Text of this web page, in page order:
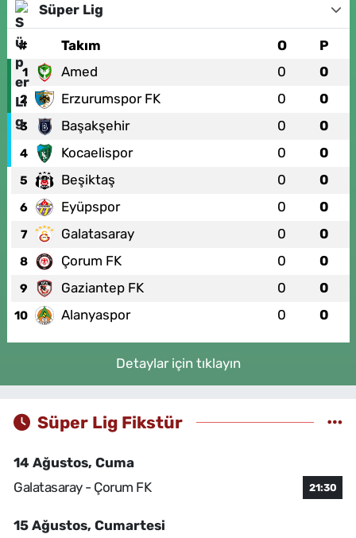
Süper Lig
# Takım O P
1 Amed 0 0
2 Erzurumspor FK 0 0
3 Başakşehir 0 0
4 Kocaelispor 0 0
5 Beşiktaş 0 0
6 Eyüpspor 0 0
7 Galatasaray 0 0
8 Çorum FK 0 0
9 Gaziantep FK 0 0
10 Alanyaspor 0 0
Detaylar için tıklayın
Süper Lig Fikstür
14 Ağustos, Cuma
Galatasaray - Çorum FK
21:30
15 Ağustos, Cumartesi